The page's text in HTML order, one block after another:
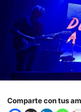
Comparte con tus